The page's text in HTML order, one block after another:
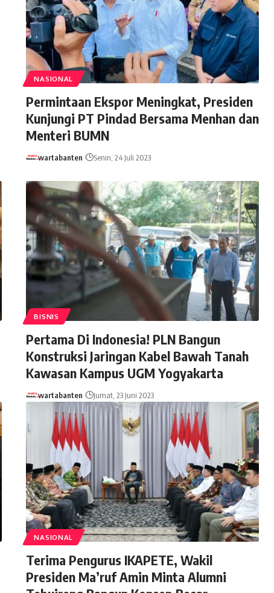
NASIONAL
Permintaan Ekspor Meningkat, Presiden
Kunjungi PT Pindad Bersama Menhan dan
Menteri BUMN
wartabanten Senin, 24 Juli 2023
BISNIS
Pertama Di Indonesia! PLN Bangun
Konstruksi Jaringan Kabel Bawah Tanah
Kawasan Kampus UGM Yogyakarta
wartabanten Jumat, 23 Juni 2023
NASIONAL
Terima Pengurus IKAPETE, Wakil
Presiden Ma’ruf Amin Minta Alumni